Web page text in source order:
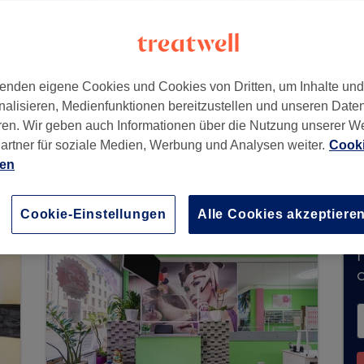
, 81543
nimmt derzeit keine Buchungen über
Salons in Ihrer Nähe zu finden.
eigene Cookies und Cookies von Dritten, um Inhalte
Medienfunktionen bereitzustellen und unseren
Wir geben auch Informationen über die Nutzung unserer
für soziale Medien, Werbung und Analysen weiter.
Cookie-Einstellungen Alle Cookies